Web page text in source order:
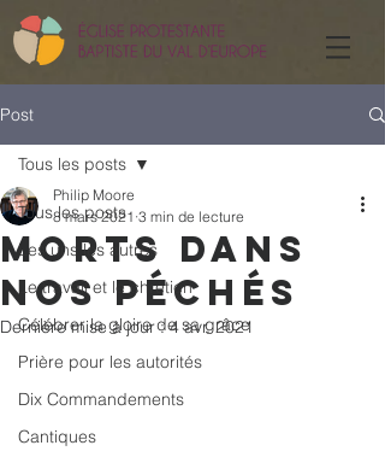
Post
Tous les posts
Les uns les autres
Le travail et le chrétien
Célébrer la gloire de sa grâce
Prière pour les autorités
Dix Commandements
Cantiques
Tous les posts
Morts dans
nos péchés
Philip Moore
8 mars 2021 3 min de lecture
Dernière mise à jour :4 avr. 2021